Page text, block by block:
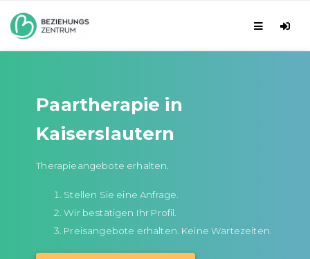
Paartherapie in
Kaiserslautern
Therapieangebote erhalten.
Stellen Sie eine Anfrage.
Wir bestätigen Ihr Profil.
Preisangebote erhalten. Keine Wartezeiten.